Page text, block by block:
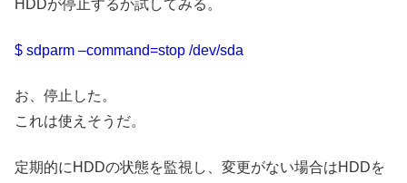
HDDが停止するか試してみる。
$ sdparm –command=stop /dev/sda
お、停止した。
これは使えそうだ。
定期的にHDDの状態を監視し、変更がない場合はHDDを